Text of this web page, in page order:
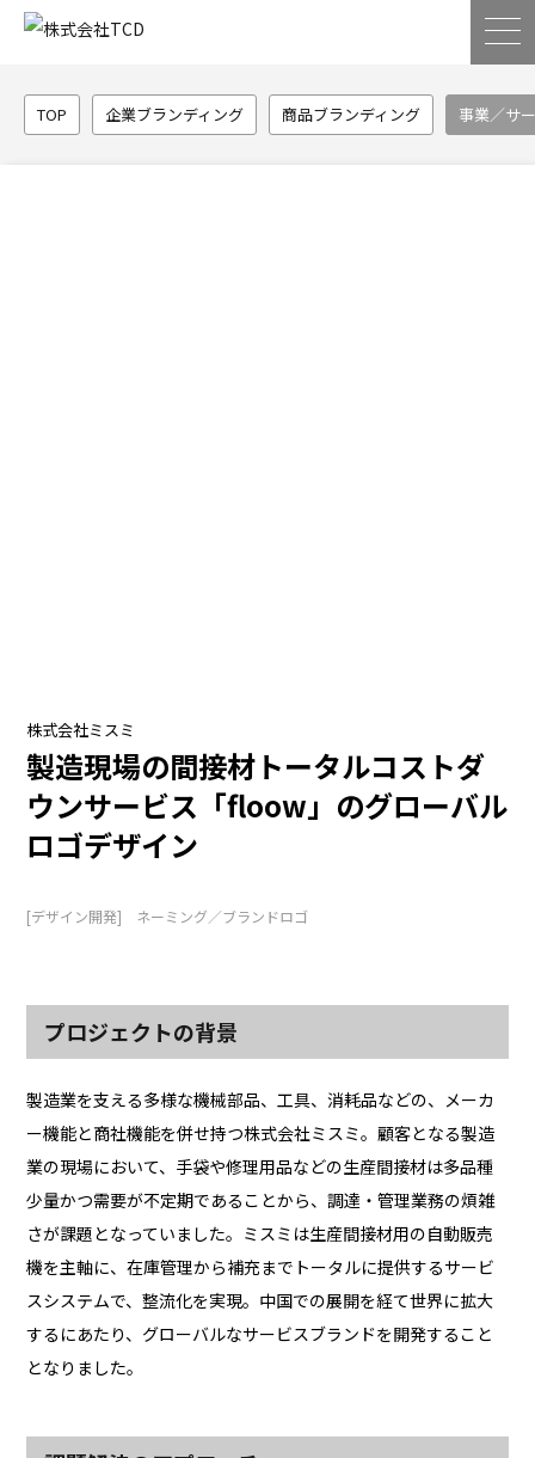
TOP 企業ブランディング 商品ブランディング 事業／サ
株式会社ミスミ
製造現場の間接材トータルコストダ
ウンサービス「floow」のグローバル
ロゴデザイン
[デザイン開発] ネーミング／ブランドロゴ
プロジェクトの背景
製造業を支える多様な機械部品、工具、消耗品などの、メーカ
ー機能と商社機能を併せ持つ株式会社ミスミ。顧客となる製造
業の現場において、手袋や修理用品などの生産間接材は多品種
少量かつ需要が不定期であることから、調達・管理業務の煩雑
さが課題となっていました。ミスミは生産間接材用の自動販売
機を主軸に、在庫管理から補充までトータルに提供するサービ
スシステムで、整流化を実現。中国での展開を経て世界に拡大
するにあたり、グローバルなサービスブランドを開発すること
となりました。